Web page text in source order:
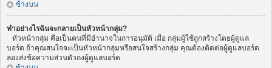
ข้างบน
ทำอย่างไรฉันจะกลายเป็นหัวหน้ากลุ่ม?
หัวหน้ากลุ่ม คือเป็นคนที่มีอำนาจในการอนุมัติ เมื่อ กลุ่มผู้ใช้ถูกสร้างโดยผู้ดูแล
บอร์ด ถ้าคุณสนใจจะเป็นหัวหน้ากลุ่มหรือสนใจสร้างกลุ่ม คุณต้องติดต่อผู้ดูแลบอร์ด
ลองส่งข้อความส่วนตัวถงผู้ดูแลบอร์ด